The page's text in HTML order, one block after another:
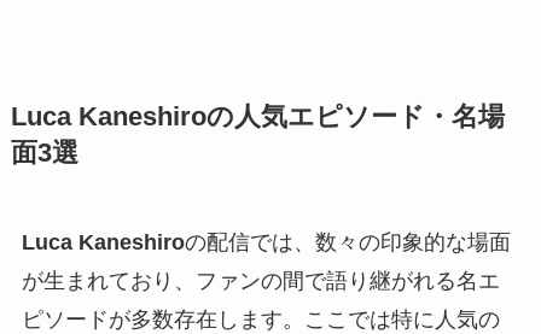
Luca Kaneshiroの人気エピソード・名場
面3選
Luca Kaneshiroの配信では、数々の印象的な場面
が生まれており、ファンの間で語り継がれる名エ
ピソードが多数存在します。ここでは特に人気の